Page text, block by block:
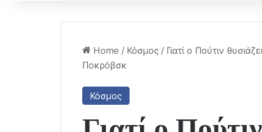
Home / Κόσμος / Γιατί ο Πούτιν
Ποκρόβσκ
Κόσμος